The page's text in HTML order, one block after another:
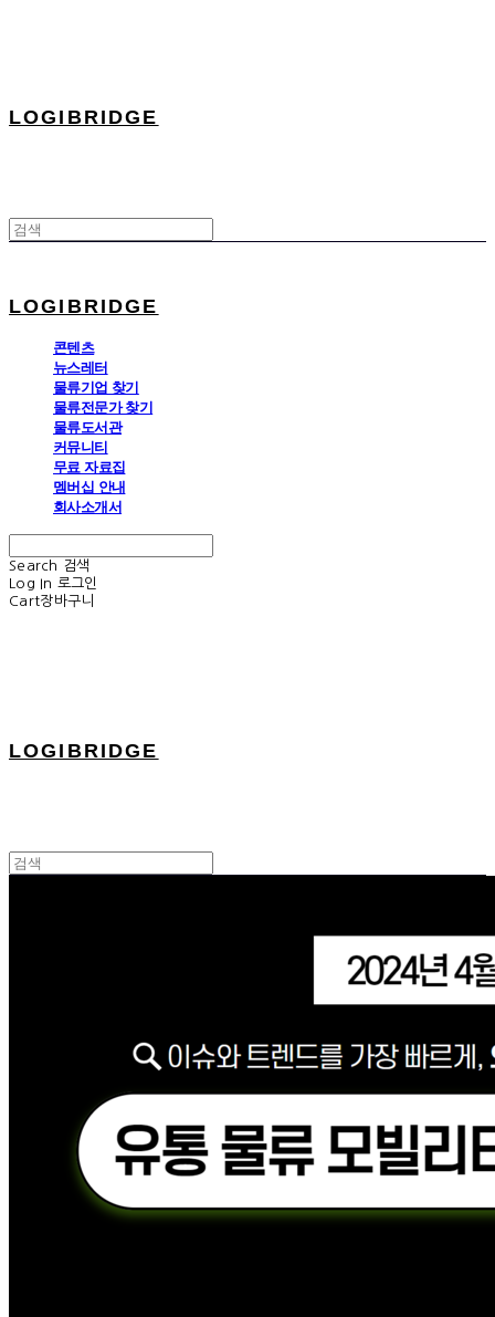
LOGIBRIDGE
LOGIBRIDGE
콘텐츠
뉴스레터
물류기업 찾기
물류전문가 찾기
물류도서관
커뮤니티
무료 자료집
멤버십 안내
회사소개서
Search
검색
Log In 로그인
Cart장바구니
LOGIBRIDGE